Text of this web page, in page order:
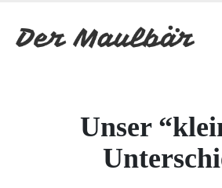
Unser